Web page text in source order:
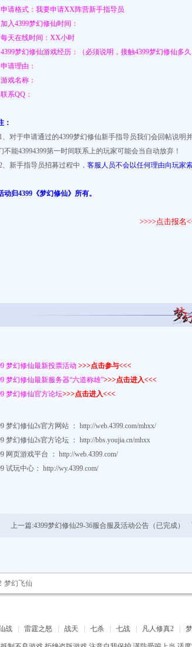
请格式：我要申请XX阵营新手指导员
入4399梦幻修仙时间：
天在线时间：XX小时
梦幻修仙游戏经历：（必须说明，接触4399梦幻修仙多久
请理由：
戏名称：
系QQ：
：
对于申请通过的4399梦幻修仙新手指导员我们会回帖说明
不能43994399第一时间联系上的玩家可能会当自动放弃！
新手指导员招募过程中， 客服人员不会以任何理由向玩家
动归4399《梦幻修仙》所有。
>>>>点击报名
梦幻修仙最新投票活动 >>>点击参与<<<
梦幻修仙最新服务器“六道称雄”>>>点击进入<<<
梦幻修仙官方论坛>>>点击进入<<<
梦幻修仙2s官方网站 ： http://web.4399.com/mhxx/
梦幻修仙2s官方论坛 ： http://bbs.youjia.cn/mhxx
网页游戏平台 ： http://web.4399.com/
试玩中心： http://wy.4399.com/
上一篇:4399梦幻修仙29-36服合服及活动公告（已完成）
梦幻飞仙
战 雷霆之怒 战天 七杀 七战 凡人修真2